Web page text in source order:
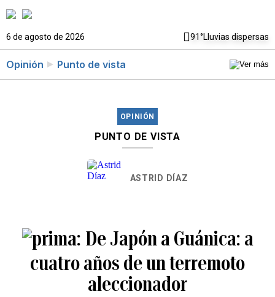
6 de agosto de 2026 91°Lluvias dispersas
Opinión Punto de vista
OPINIÓN
PUNTO DE VISTA
ASTRID DÍAZ
De Japón a Guánica: a
cuatro años de un terremoto
aleccionador